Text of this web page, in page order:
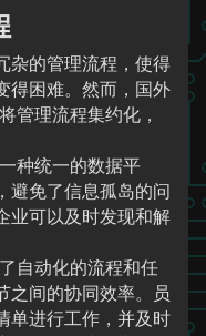
杂的管理流程，使得
得困难。然而，国外
管理流程集约化，
种统一的数据平
避免了信息孤岛的问
业可以及时发现和解
自动化的流程和任
之间的协同效率。员
单进行工作，并及时